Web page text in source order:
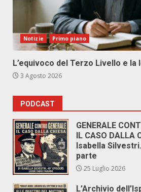
Notizie Primo piano
L’equivoco del Terzo Livello e la
3 Agosto 2026
PODCAST
GENERALE
IL CASO DALLA
Isabella
parte
25 Luglio 2026
L’Archivio